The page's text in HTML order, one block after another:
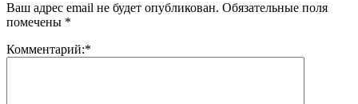
Ваш адрес email не будет опубликован. Обязательные поля
помечены *
Комментарий:*